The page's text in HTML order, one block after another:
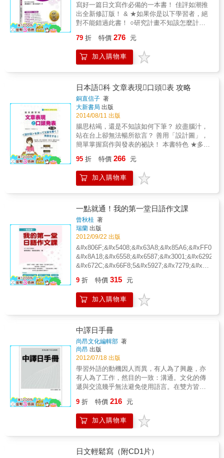
經由反覆練習，習慣文章的構成形式後，便
會反映於自身表達能力上。此概念相信對於需
要完整結構的演講、發表等有所幫助。閱讀文
寫好一篇日文寫作必備的一本書！ 佳評如潮推
出全新修訂版！ & ★如果你是以下學習者，絕
對不能錯過此書！ ○研究計畫不知該怎麼計劃
寫作想在論文課拿高分的人 ○考國內日文研究
所想唸研究所的人 ○赴日留學以日本研究所為
目標的人 ○研究所課堂發表不知道怎麼準備課
日商報告在日商工作必須繳交日文報告的人 ○
日文投稿想測試日文文筆的人 & ★猶如名師親
自指導，每學一課，實力就向上一層；精彩的
內容，打通你日文寫作的任督二脈！ 本書共有
15課，每學完一課，功力就往上提升一層；每
看過一次，實力就向上提升一階；全書字字珠
璣，說是寫作寶典亦不為過；宛如字典班的好
用是為什麼呢？請看本書精彩內容： & 第1課
專題報告或學術論文上常使用的文體 您曾在日
就可以清楚知道專題報告或學術論文注重客觀
引述、中立立場論述，因此常用的是「であ
る」、「る」文體。 & 第2課找尋研究方向與
訂定研究題目 如何決定研究方向與研究題目
呢？本課告訴您找尋研究方向的訣竅，以及訂
定研究題目的技巧，讓您能迅速建立文章內容
的方向。 & 第3課日文句號、逗號的使用 您知
道日文文章中隨著「句號」、「逗號」標點符
號的位置不同，句子意思也會有所改變嗎？本
課詳細說明標示日文「句號」、「逗號」標點
符號的原則，讓您不會再標錯標點符號。 & 第
4課日文文章常見各種標點符號與正確的格式使
用 為了能清楚地表達文章主旨，一定要認識正
確的標點符號標法。本課不僅讓你認識日文各
種標點符號的含意，還可以學習專題報告或學
與外界意念溝通將會暢行無阻。 & 第5課專題
報告或學術論文之文章表現注意要點 要怎麼樣
才能寫作日文文章不僅正確，而且優美呢？只
要學會各詞性名詞化的表現，或是名詞與助詞
的連接表達，都有助於提升遣詞用句的格調。
& 第6課日文參考書目羅列方式 何謂參考書
目？使用上又須考量什麼優先順序呢？本課將
會告訴您撰寫專題報告或學術論文時，參考書
目的重要性，以及參考書目羅列的排序原則，
註腳的方式 撰寫專題報告或學術論文時，須引
用參考資料、文獻，且絕對不要忘記交代資料
的來源、出處，因此加入註腳可說是非常重
要。本課將會學習標示「脚注」的方法、注意
事項和參考範例，只有好好交代資料來源、出
79 折 特價 276 元
加入購物車
日本語科 文章表現口頭表 攻略
銅直信子 著
大新書局 出版
2014/08/11 出版
腸思枯竭，還是不知該如何下筆？ 絞盡腦汁，
站在台上卻無法暢所欲言？ 善用「設計圖」，
簡單掌握寫作與發表的祕訣！ 本書特色 ★多元
作」與「口頭發表」相連結，選用書信、簡
報、辯論等多元題材，並 提供範例、設計圖、
評量表等，有助於整理思緒、刺激發想，自然
每課「範例」套用「設計圖」，即可輕鬆歸納
摘要，創造出有自我風格的文章與發表內容，
無論是在校發表或是職場提案，均能提出淺顯
易懂的具體構想！ ★檢測「評量表」，確認學
習成果 完成每項課題後，可善用評量表自行確
認重點，有效提升自我運用能力！
95 折 特價 266 元
加入購物車
一點就通！我的第一堂日語作文課
曾秋桂 著
瑞蘭 出版
2012/09/22 出版
&#x7279;&#x8272;2
&#x7279;&#x8272;4
&#x7279;&#x8272;5
9 折 特價 315 元
加入購物車
中譯日手冊
尚昂文化編輯部 著
尚昂 出版
2012/07/18 出版
學習外語的動機因人而異，有人為了興趣，亦
有人為了工作，然目的一致：溝通。文化的傳
遞與交流幾乎無法避免使用語言。在雙方皆不
式，不外乎透過翻譯。透過翻譯（筆譯或口
譯）這個手段，除能將自身的文化傳遞給對方
外，同時亦可將別國的文化引進來。所以「翻
參考書並不多，尤其入門階段的更少。常有擔
9 折 特價 216 元
加入購物車
日文輕鬆寫（附CD1片）